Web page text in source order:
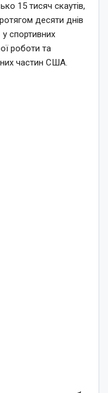
15 тисяч скаутів,
десяти днів
спортивних
роботи та
частин США.